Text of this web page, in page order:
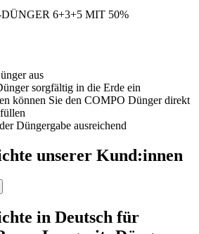
6+3+5 MIT 50%
aus
sorgfältig in die Erde ein
können Sie den COMPO Dünger direkt
Düngergabe ausreichend
unserer Kund:innen
in Deutsch für